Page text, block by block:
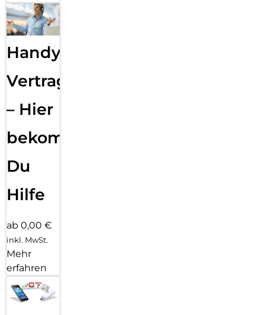
Handy
Vertragsabwicklung
– Hier
bekommst
Du
Hilfe
ab 0,00 €
inkl. MwSt.
Mehr
erfahren